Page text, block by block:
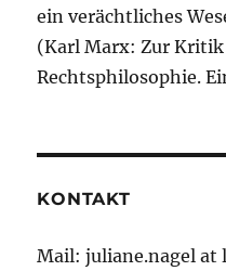
ein verächtliches
(Karl Marx: Zur Kritik
Rechtsphilosophie.
KONTAKT
Mail: juliane.nagel at